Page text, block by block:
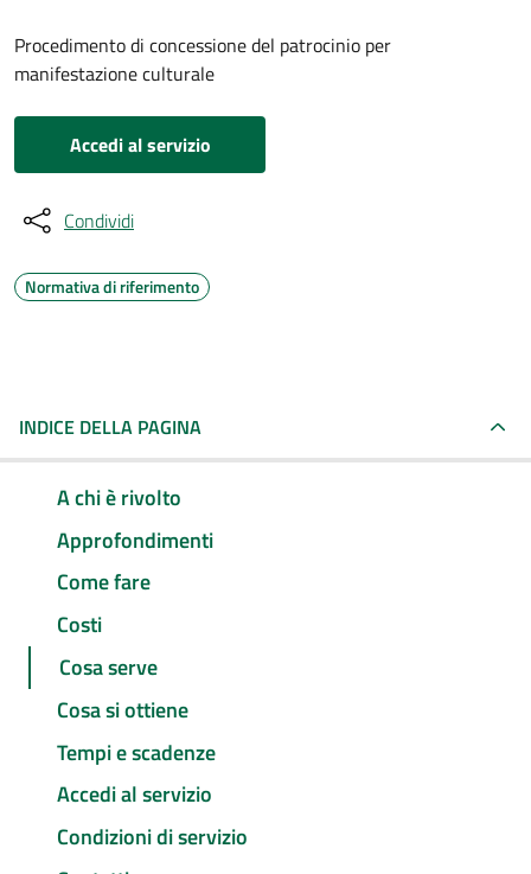
Procedimento di concessione del patrocinio per
manifestazione culturale
Accedi al servizio
Condividi
Normativa di riferimento
INDICE DELLA PAGINA
A chi è rivolto
Approfondimenti
Come fare
Costi
Cosa serve
Cosa si ottiene
Tempi e scadenze
Accedi al servizio
Condizioni di servizio